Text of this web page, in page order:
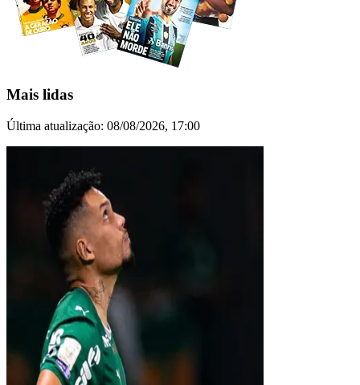
Mais lidas
Última atualização: 08/08/2026, 17:00